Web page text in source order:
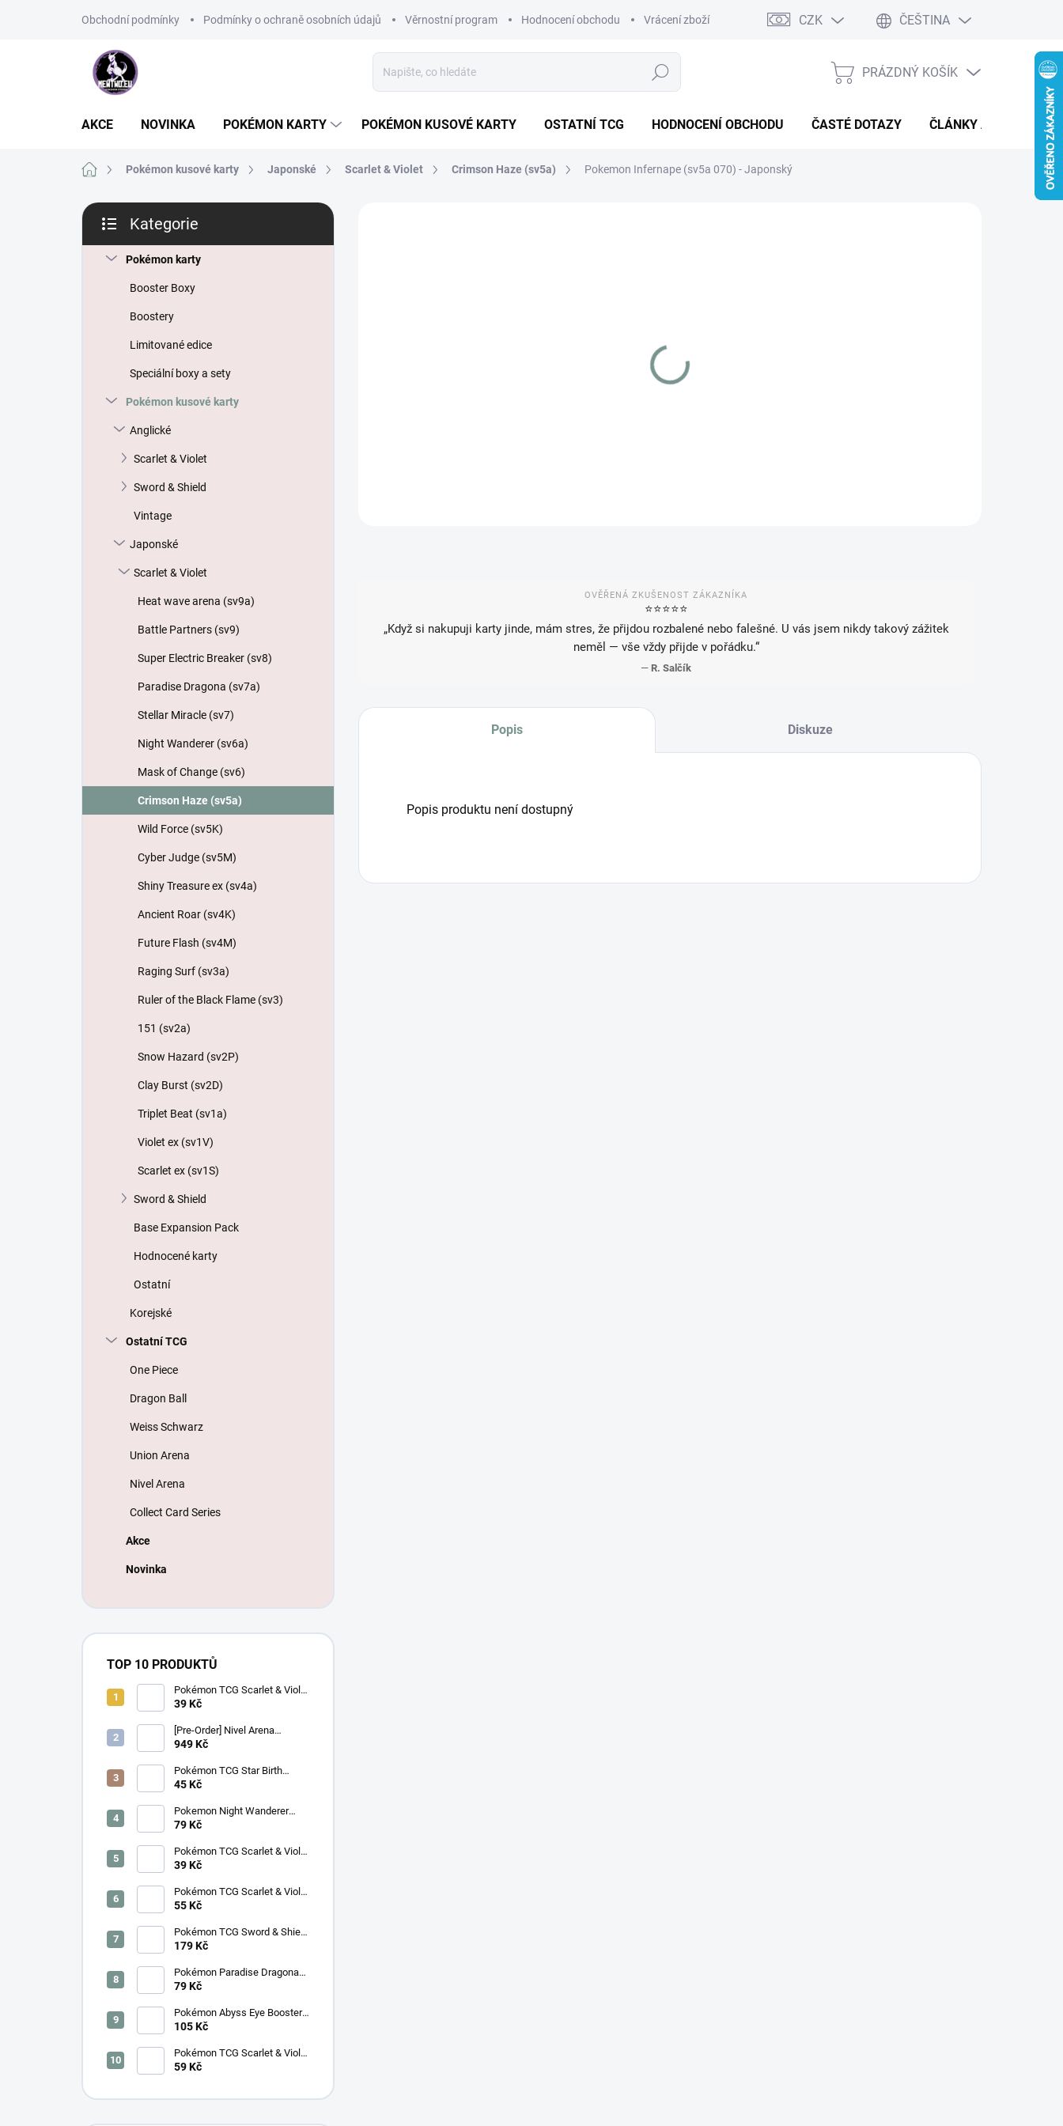
Obchodní podmínky Podmínky o ochraně osobních údajů Věrnostní program Hodnocení obchodu Vrácení zboží a reklamace Kontaktní formulář
CZK ČEŠTINA
Hledat
NÁKUPNÍ
PRÁZDNÝ KOŠÍK
AKCE NOVINKA POKÉMON KARTY POKÉMON KUSOVÉ KARTY OSTATNÍ TCG HODNOCENÍ OBCHODU ČASTÉ DOTAZY ČLÁNKY A NOVINKY
Domů Pokémon kusové karty Japonské Scarlet & Violet Crimson Haze (sv5a) Pokemon Infernape (sv5a 070) - Japonský
P
s
kategorie
Kategorie
Pokémon karty
Booster Boxy
Boostery
Limitované edice
Speciální boxy a sety
Pokémon kusové karty
Anglické
Scarlet & Violet
Sword & Shield
Vintage
Japonské
Scarlet & Violet
Heat wave arena (sv9a)
Battle Partners (sv9)
Super Electric Breaker (sv8)
Paradise Dragona (sv7a)
Stellar Miracle (sv7)
Night Wanderer (sv6a)
Mask of Change (sv6)
Crimson Haze (sv5a)
Wild Force (sv5K)
Cyber Judge (sv5M)
Shiny Treasure ex (sv4a)
Ancient Roar (sv4K)
Future Flash (sv4M)
Raging Surf (sv3a)
Ruler of the Black Flame (sv3)
151 (sv2a)
Snow Hazard (sv2P)
Clay Burst (sv2D)
Triplet Beat (sv1a)
Violet ex (sv1V)
Scarlet ex (sv1S)
Sword & Shield
Base Expansion Pack
Hodnocené karty
Ostatní
Korejské
Ostatní TCG
One Piece
Dragon Ball
Weiss Schwarz
Union Arena
Nivel Arena
Collect Card Series
Akce
Novinka
TOP 10 PRODUKTŮ
Pokémon TCG Scarlet & Violet
Battle Partners Booster –
39 Kč
[Pre-Order] Nivel Arena
Goddess of Victory NIKKE
Box - Korejský
949 Kč
Pokémon TCG Star Birth
Booster – Korejský
45 Kč
Pokemon Night Wanderer
Booster (sv6a) - Japonský
79 Kč
Pokémon TCG Scarlet & Violet
Night Wanderer Booster –
39 Kč
Pokémon TCG Scarlet & Violet
Surging Sparks Booster –
55 Kč
Pokémon TCG Sword & Shield
Eevee Heroes Booster –
179 Kč
Pokémon Paradise Dragona
Booster (SV7a) – Japonský
79 Kč
Pokémon Abyss Eye Booster
(M5) – Japonský
105 Kč
Pokémon TCG Scarlet & Violet
Cyber Judge Booster -
59 Kč
VARIANTA
OVĚŘENÁ ZKUŠENOST ZÁKAZNÍKA
⭐️⭐️⭐️⭐️⭐️
„Když si nakupuji karty jinde, mám stres, že přijdou rozbalené nebo falešné. U vás jsem nikdy takový zážitek
neměl — vše vždy přijde v pořádku.“
— R. Salčík
Popis Diskuze
Popis produktu není dostupný